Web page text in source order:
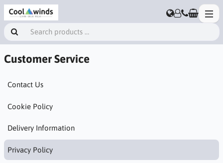
Customer Service
Contact Us
Cookie Policy
Delivery Information
Privacy Policy